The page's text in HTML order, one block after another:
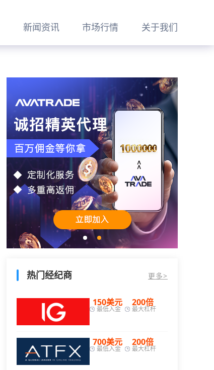
新闻资讯 市场行情 关于我们
热门经纪商 更多>
最大杠杆
200美元
最低入金
25美元
最低入金